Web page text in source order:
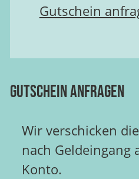
Gutschein
Gutschein anfragen
Wir verschicken
nach Geldeingang
Konto.